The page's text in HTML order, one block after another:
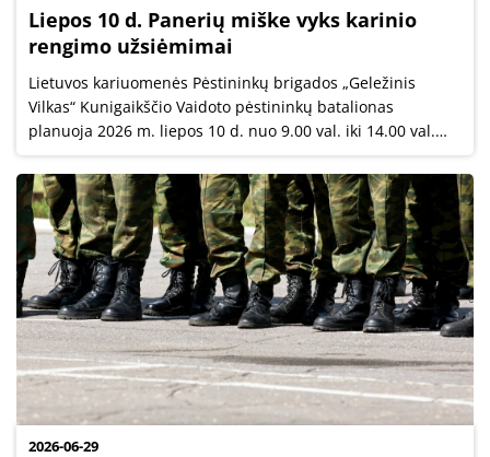
Liepos 10 d. Panerių miške vyks karinio
rengimo užsiėmimai
Lietuvos kariuomenės Pėstininkų brigados „Geležinis
Vilkas“ Kunigaikščio Vaidoto pėstininkų batalionas
planuoja 2026 m. liepos 10 d. nuo 9.00 val. iki 14.00 val.
vykdyti užsiėmimus Panerių miške.
2026-06-29